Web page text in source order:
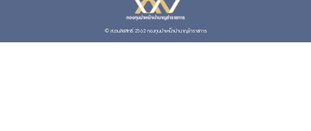
© สงวนลิขสิทธิ์ 2562 กองทุนบำเหน็จบำนาญข้าราชการ